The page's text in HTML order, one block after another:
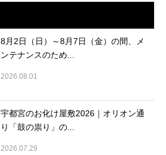
8月2日（日）～8月7日（金）の間、メ
ンテナンスのため...
2026.08.01
宇都宮のお化け屋敷2026｜オリオン通
り「鼓の祟り」の...
2026.07.29